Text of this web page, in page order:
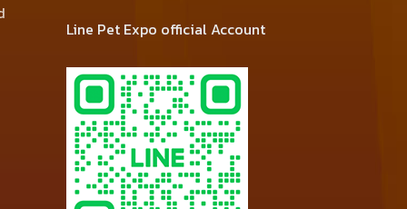
Line Pet Expo official Account